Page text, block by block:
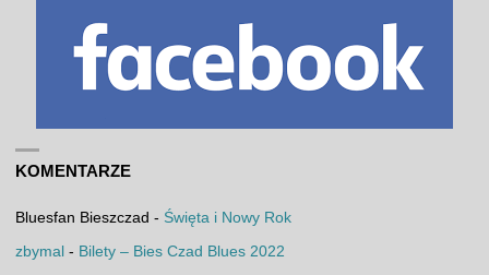
KOMENTARZE
Bluesfan Bieszczad - Święta i Nowy Rok
zbymal - Bilety – Bies Czad Blues 2022